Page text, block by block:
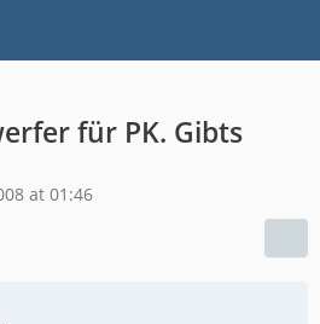
für PK. Gibts
at 01:46